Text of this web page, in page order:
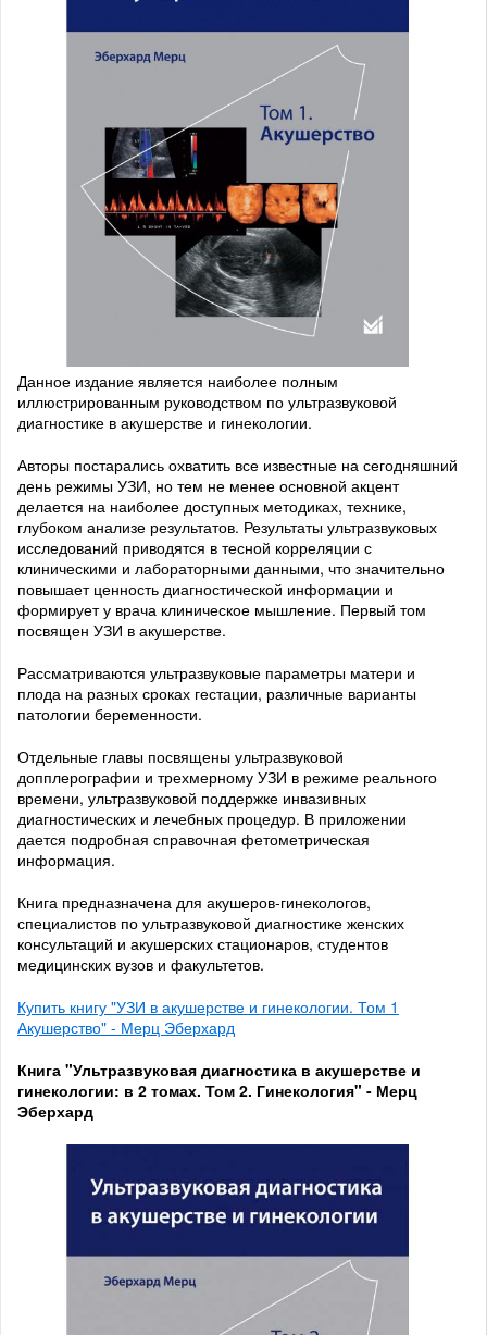
Данное издание является наиболее полным
иллюстрированным руководством по ультразвуковой
диагностике в акушерстве и гинекологии.
Авторы постарались охватить все известные на сегодняшний
день режимы УЗИ, но тем не менее основной акцент
делается на наиболее доступных методиках, технике,
глубоком анализе результатов. Результаты ультразвуковых
исследований приводятся в тесной корреляции с
клиническими и лабораторными данными, что значительно
повышает ценность диагностической информации и
формирует у врача клиническое мышление. Первый том
посвящен УЗИ в акушерстве.
Рассматриваются ультразвуковые параметры матери и
плода на разных сроках гестации, различные варианты
патологии беременности.
Отдельные главы посвящены ультразвуковой
допплерографии и трехмерному УЗИ в режиме реального
времени, ультразвуковой поддержке инвазивных
диагностических и лечебных процедур. В приложении
дается подробная справочная фетометрическая
информация.
Книга предназначена для акушеров-гинекологов,
специалистов по ультразвуковой диагностике женских
консультаций и акушерских стационаров, студентов
медицинских вузов и факультетов.
Купить книгу "УЗИ в акушерстве и гинекологии. Том 1
Акушерство" - Мерц Эберхард
Книга "Ультразвуковая диагностика в акушерстве и
гинекологии: в 2 томах. Том 2. Гинекология" - Мерц
Эберхард